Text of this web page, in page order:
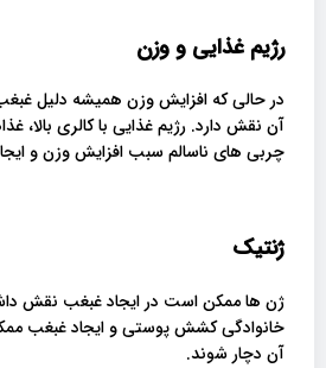
رژیم غذایی و وزن
در حالی که افزایش وزن همیشه دلیل غبغب
آن نقش دارد. رژیم غذایی با کالری بالا،
چربی های ناسالم سبب افزایش وزن و
ژنتیک
ژن ها ممکن است در ایجاد غبغب نقش
خانوادگی کشش پوستی و ایجاد غبغب
آن دچار شوند.